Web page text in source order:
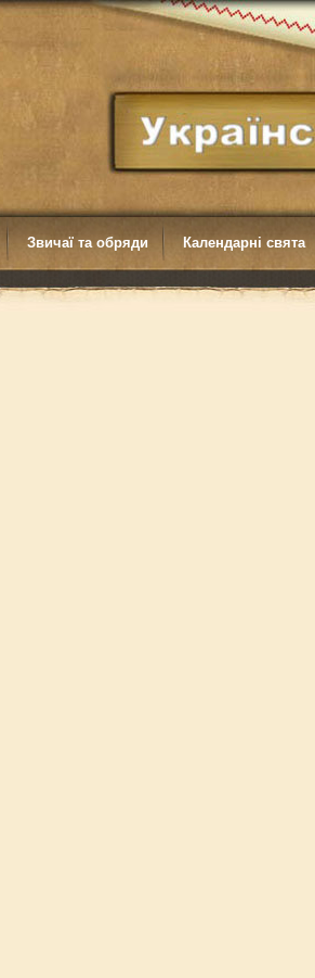
Звичаї та обряди Календарні свята